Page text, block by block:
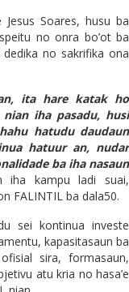
Soares, husu ba
no onra bo’ot ba
no sakrifika ona
ita hare katak ho
nian iha pasadu, husi
hatudu daudaun
hatuur an, nudar
ba iha nasaun
iha kampu ladi suai,
FALINTIL ba dala50.
sei kontinua investe
kapasitasaun ba
sira, formasaun,
atu kria no hasa’e